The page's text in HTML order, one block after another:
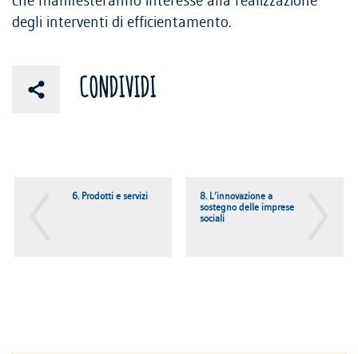
degli interventi di efficientamento.
CONDIVIDI
6. Prodotti e servizi
8. L’innovazione a
sostegno delle imprese
sociali